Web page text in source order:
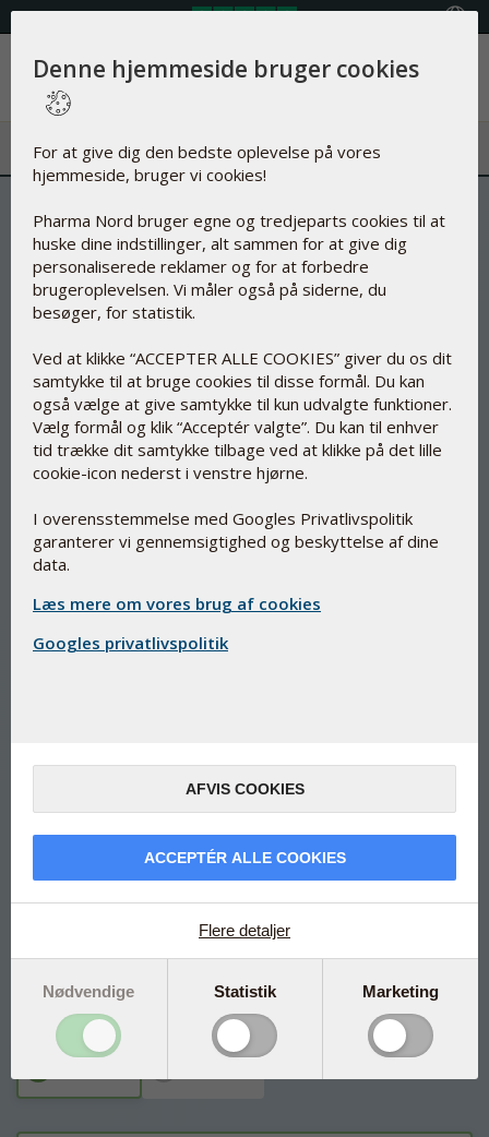
Menu
Danmarks første ubiquinol-
produkt
BioActive Uniqinol fremstilles efter farmaceutisk
Pharma Nords Q10 har videnskabelig dokumentation for
optagelighed og kvalitet
*Med C-vitamin som medvirker til at mindske træthed og
BioActive Uniqinol 50 mg
VÆLG STØRRELSE
Denne hjemmeside bruger cookies
For at give dig den bedste oplevelse på vores
hjemmeside, bruger vi cookies!
Pharma Nord bruger egne og tredjeparts cookies til at
huske dine indstillinger, alt sammen for at give dig
personaliserede reklamer og for at forbedre
brugeroplevelsen. Vi måler også på siderne, du
besøger, for statistik.
Ved at klikke “ACCEPTER ALLE COOKIES” giver du os dit
samtykke til at bruge cookies til disse formål. Du kan
også vælge at give samtykke til kun udvalgte funktioner.
Vælg formål og klik “Acceptér valgte”. Du kan til enhver
tid trække dit samtykke tilbage ved at klikke på det lille
cookie-icon nederst i venstre hjørne.
I overensstemmelse med Googles Privatlivspolitik
garanterer vi gennemsigtighed og beskyttelse af dine
data.
Læs mere om vores brug af cookies
Googles privatlivspolitik
AFVIS COOKIES
ACCEPTÉR ALLE COOKIES
Flere detaljer
Nødvendige Statistik Marketing